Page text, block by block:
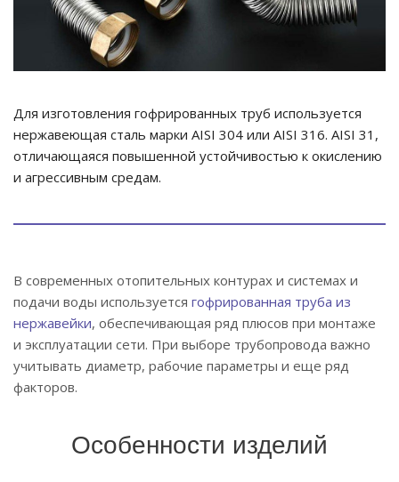
Для изготовления гофрированных труб используется
нержавеющая сталь марки AISI 304 или AISI 316. AISI 31,
отличающаяся повышенной устойчивостью к окислению
и агрессивным средам.
В современных отопительных контурах и системах и
подачи воды используется гофрированная труба из
нержавейки, обеспечивающая ряд плюсов при монтаже
и эксплуатации сети. При выборе трубопровода важно
учитывать диаметр, рабочие параметры и еще ряд
факторов.
Особенности изделий